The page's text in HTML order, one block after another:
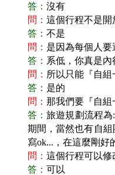
答： 沒有
問： 這個行程不是開
答： 不是
問： 是因為每個人
答： 系低，你真是內
問： 所以只能『自
答： 是的
問： 那我們要『自組
答：旅遊規劃流程
期間，當然也有自
寫ok...，在這麼剛好
問： 這個行程可以修
答： 可以